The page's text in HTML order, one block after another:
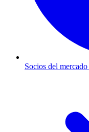
Socios del mercado